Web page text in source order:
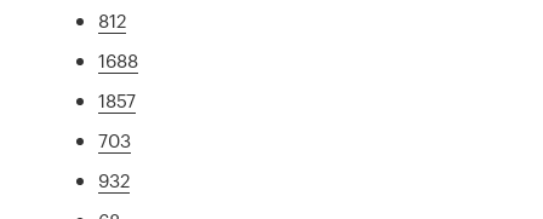
812
1688
1857
703
932